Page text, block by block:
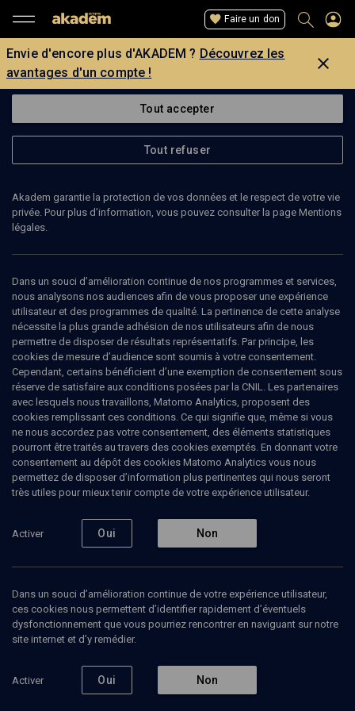
Faire un don
Envie d'encore plus d'AKADEM ? Découvrez les
avantages d'un compte !
Retour
Abonnez-vous à notre newsletter
La rédaction
Tout accepter
Tout refuser
Akadem garantie la protection de vos données et le respect de votre vie
privée. Pour plus d’information, vous pouvez consulter la page Mentions
légales.
Dans un souci d’amélioration continue de nos programmes et services,
nous analysons nos audiences afin de vous proposer une expérience
utilisateur et des programmes de qualité. La pertinence de cette analyse
nécessite la plus grande adhésion de nos utilisateurs afin de nous
permettre de disposer de résultats représentatifs. Par principe, les
cookies de mesure d’audience sont soumis à votre consentement.
Cependant, certains bénéficient d’une exemption de consentement sous
réserve de satisfaire aux conditions posées par la CNIL. Les partenaires
avec lesquels nous travaillons, Matomo Analytics, proposent des
cookies remplissant ces conditions. Ce qui signifie que, même si vous
ne nous accordez pas votre consentement, des éléments statistiques
pourront être traités au travers des cookies exemptés. En donnant votre
consentement au dépôt des cookies Matomo Analytics vous nous
permettez de disposer d’information plus pertinentes qui nous seront
très utiles pour mieux tenir compte de votre expérience utilisateur.
Activer Oui Non
Dans un souci d’amélioration continue de votre expérience utilisateur,
ces cookies nous permettent d’identifier rapidement d’éventuels
dysfonctionnement que vous pourriez rencontrer en naviguant sur notre
site internet et d’y remédier.
Activer Oui Non